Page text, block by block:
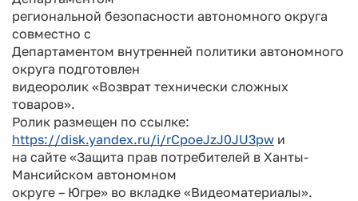
региональной безопасности автономного округа
совместно с
Департаментом внутренней политики автономного
округа подготовлен
видеоролик «Возврат технически сложных
товаров».
Ролик размещен по ссылке:
https://disk.yandex.ru/i/rCpoeJzJ0JU3pw и
на сайте «Защита прав потребителей в Ханты-
Мансийском автономном
округе – Югре» во вкладке «Видеоматериалы».